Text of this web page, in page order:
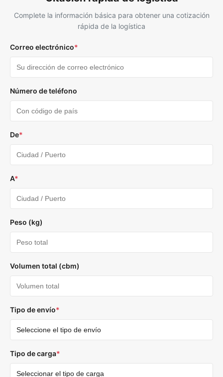
Complete la información básica para obtener una cotización
rápida de la logística
Correo electrónico*
Número de teléfono
De*
A*
Peso (kg)
Volumen total (cbm)
Tipo de envío*
Tipo de carga*